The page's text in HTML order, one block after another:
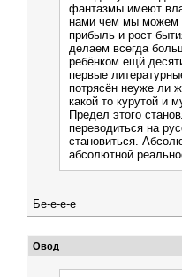
фантазмы имеют
нами чем мы можем
прибыль и рост
делаем всегда
ребёнком ещй
первые
потрясён неуже ли
какой то курутой и
Предел этого
переводиться на
становиться.
абсолютной
Бе-е-е-е
Овод